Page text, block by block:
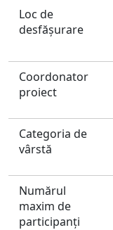
Loc de
desfăşurare
Coordonator
proiect
Categoria de
vârstă
Numărul
maxim de
participanți